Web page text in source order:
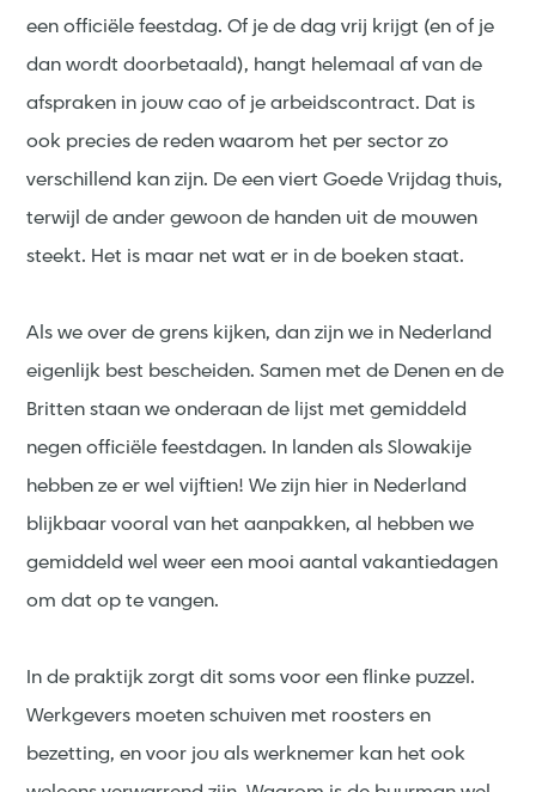
een officiële feestdag. Of je de dag vrij krijgt (en of je
dan wordt doorbetaald), hangt helemaal af van de
afspraken in jouw cao of je arbeidscontract. Dat is
ook precies de reden waarom het per sector zo
verschillend kan zijn. De een viert Goede Vrijdag thuis,
terwijl de ander gewoon de handen uit de mouwen
steekt. Het is maar net wat er in de boeken staat.
Als we over de grens kijken, dan zijn we in Nederland
eigenlijk best bescheiden. Samen met de Denen en de
Britten staan we onderaan de lijst met gemiddeld
negen officiële feestdagen. In landen als Slowakije
hebben ze er wel vijftien! We zijn hier in Nederland
blijkbaar vooral van het aanpakken, al hebben we
gemiddeld wel weer een mooi aantal vakantiedagen
om dat op te vangen.
In de praktijk zorgt dit soms voor een flinke puzzel.
Werkgevers moeten schuiven met roosters en
bezetting, en voor jou als werknemer kan het ook